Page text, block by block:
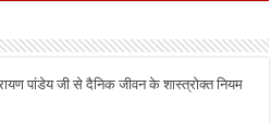
पांडेय जी से दैनिक जीवन के शास्त्रोक्त नियम